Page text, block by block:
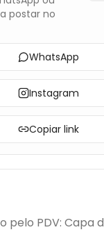
postar no
WhatsApp
Instagram
Copiar link
pelo PDV: Capa